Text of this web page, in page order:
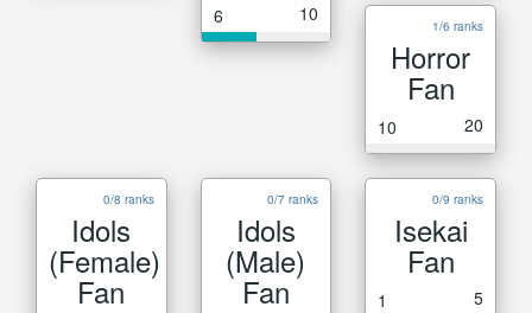
6 10
1/6 ranks
Horror
Fan
10 20
0/8 ranks
Idols
(Female)
Fan
0/7 ranks
Idols
(Male)
Fan
0/9 ranks
Isekai
Fan
1 5